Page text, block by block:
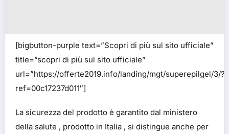
[bigbutton-purple text=”Scopri di più sul sito ufficiale”
title=”scopri di più sul sito ufficiale”
url=”https://offerte2019.info/landing/mgt/superepilgel/3/?
ref=00c17237d011″]
La sicurezza del prodotto è garantito dal ministero
della salute , prodotto in Italia , si distingue anche per